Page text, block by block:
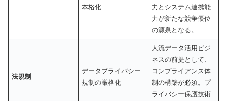
本格化
力とシステム連携能
力が新たな競争優位
の源泉となる。
法規制
データプライバシー
規制の厳格化
人流データ活用ビジ
ネスの前提として、
コンプライアンス体
制の構築が必須。プ
ライバシー保護技術